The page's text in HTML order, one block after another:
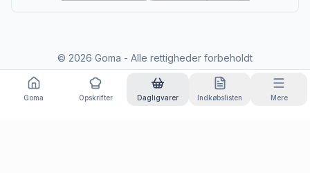
© 2026 Goma - Alle rettigheder forbeholdt
Goma Opskrifter Dagligvarer Indkøbslisten Mere